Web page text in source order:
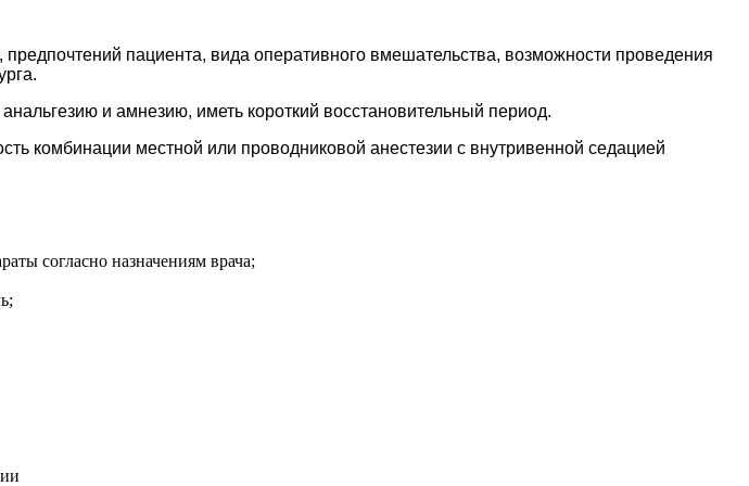
пациента, вида оперативного вмешательства, возможности проведения
и амнезию, иметь короткий восстановительный период.
комбинации местной или проводниковой анестезии с внутривенной седацией
согласно назначениям врача;